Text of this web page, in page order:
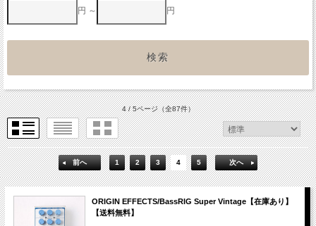
円 ～
円
4 / 5ページ（全87件）
前へ 1 2 3 4 5 次へ
ORIGIN EFFECTS/BassRIG Super Vintage【在庫あり】
【送料無料】